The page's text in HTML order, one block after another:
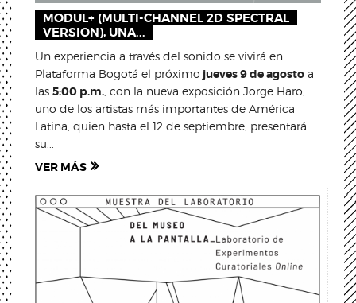
MODUL+ (MULTI-CHANNEL 2D SPECTRAL
VERSION), UNA...
Un experiencia a través del sonido se vivirá en
Plataforma Bogotá el próximo jueves 9 de agostoa
las 5:00 p.m., con la nueva exposición Jorge Haro,
uno de los artistas más importantes de América
Latina, quien hasta el 12 de septiembre, presentará
su...
VER MÁS